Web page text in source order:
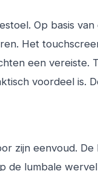
Op basis
Het
een vereiste.
voordeel is.
zijn eenvoud.
de lumbale